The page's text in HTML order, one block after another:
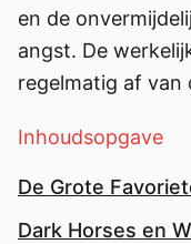
en de
angst. De
regelmatig af van
Inhoudsopgave
De Grote
Dark Horses en